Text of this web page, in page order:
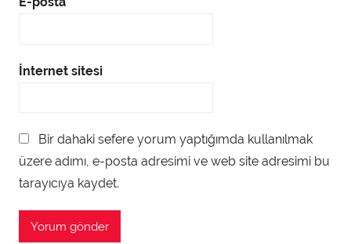
İnternet sitesi
Bir dahaki sefere yorum yaptığımda kullanılmak
üzere adımı, e-posta adresimi ve web site adresimi bu
tarayıcıya kaydet.